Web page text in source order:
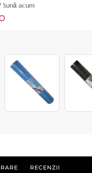
Sună acum
RECENZII